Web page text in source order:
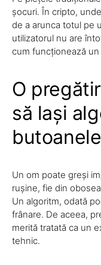
șocuri. În cripto,
de a arunca totul pe
utilizatorul nu are
cum funcționează
O
să lași
butoanele
Un om poate greși
rușine, fie din
Un algoritm, odată
frânare. De aceea,
merită tratată ca un
tehnic.